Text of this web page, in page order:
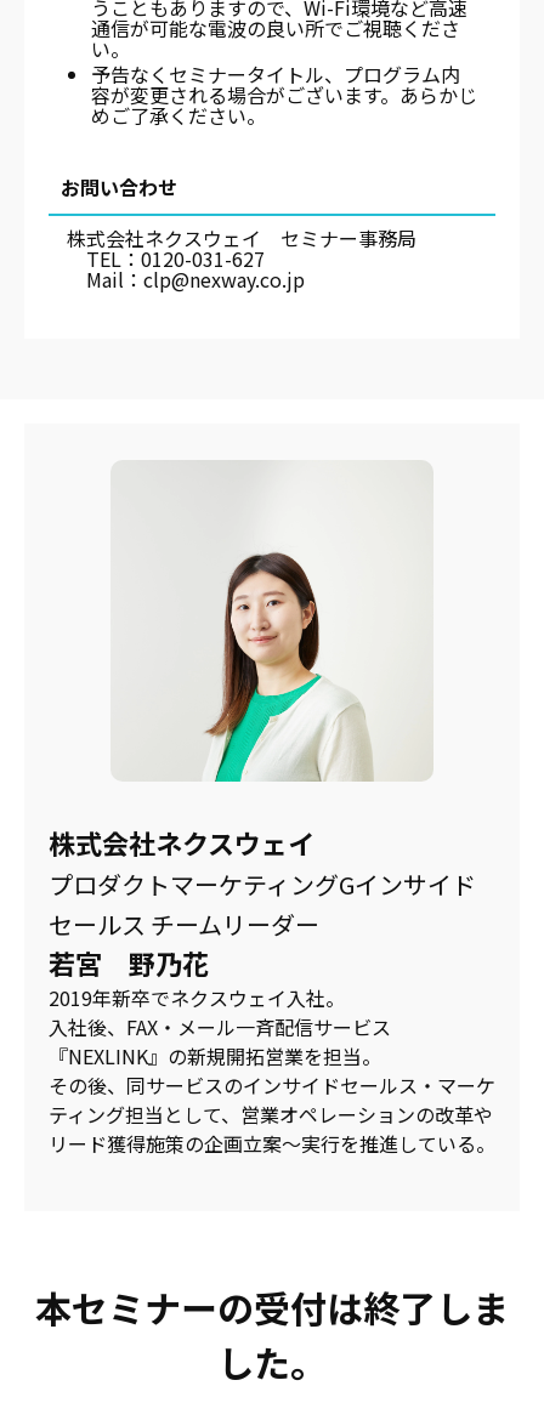
うこともありますので、Wi-Fi環境など高速
通信が可能な電波の良い所でご視聴くださ
い。
予告なくセミナータイトル、プログラム内
容が変更される場合がございます。あらかじ
めご了承ください。
お問い合わせ
株式会社ネクスウェイ セミナー事務局
TEL：0120-031-627
Mail：clp@nexway.co.jp
株式会社ネクスウェイ
プロダクトマーケティングGインサイド
セールス チームリーダー
若宮 野乃花
2019年新卒でネクスウェイ入社。
入社後、FAX・メール一斉配信サービス
『NEXLINK』の新規開拓営業を担当。
その後、同サービスのインサイドセールス・マーケ
ティング担当として、営業オペレーションの改革や
リード獲得施策の企画立案～実行を推進している。
本セミナーの受付は終了しま
した。